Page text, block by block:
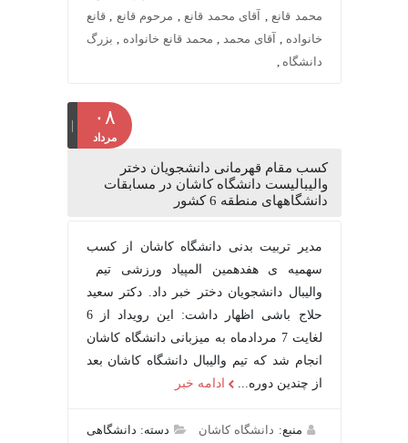
محمد قانع,آقای محمد قانع,مرحوم قانع,قانع
,آقای محمد,محمد قانع خانواده ,بزرگ
دانشگاه,
۰۸
مرداد
کسب مقام قهرمانی دانشجویان دختر
والیبالیست دانشگاه کاشان در مسابقات
دانشگاههای منطقه 6 کشور
مدیر تربیت بدنی دانشگاه کاشان از کسب
سهمیه ی هفدهمین المپیاد ورزشی تیم
والیبال دانشجویان دختر خبر داد. دکتر سعید
حلاج باشی اظهار داشت: این رویداد از 6
لغایت 7 مردادماه به میزبانی دانشگاه کاشان
انجام شد که تیم والیبال دانشگاه کاشان بعد
از چندین دوره...
ادامه خبر
منبع:دانشگاه کاشان
دسته: دانشگاهی